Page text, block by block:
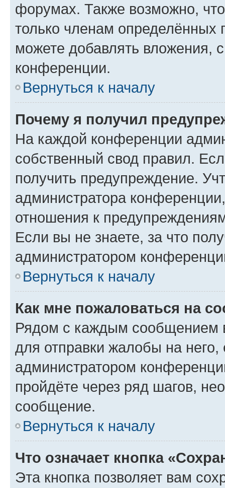
форумах. Также возможно,
только членам определённых
можете добавлять вложения,
конференции.
Вернуться к началу
Почему я получил
На каждой конференции
собственный свод правил.
получить предупреждение.
администратора
отношения к
Если вы не знаете, за что
администратором
Вернуться к началу
Как мне пожаловаться на
Рядом с каждым сообщением
для отправки жалобы на
администратором
пройдёте через ряд шагов,
сообщение.
Вернуться к началу
Что означает кнопка
Эта кнопка позволяет вам